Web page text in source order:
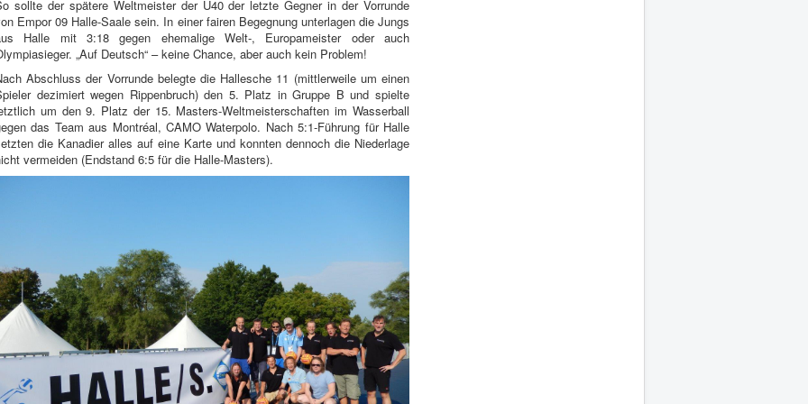
sollte der spätere Weltmeister der Ü40 der letzte Gegner in der Vorrunde
Empor 09 Halle-Saale sein. In einer fairen Begegnung unterlagen die Jungs
Halle mit 3:18 gegen ehemalige Welt-, Europameister oder auch
„Auf Deutsch“ – keine Chance, aber auch kein Problem!
Abschluss der Vorrunde belegte die Hallesche 11 (mittlerweile um einen
dezimiert wegen Rippenbruch) den 5. Platz in Gruppe B und spielte
um den 9. Platz der 15. Masters-Weltmeisterschaften im Wasserball
das Team aus Montréal, CAMO Waterpolo. Nach 5:1-Führung für Halle
die Kanadier alles auf eine Karte und konnten dennoch die Niederlage
vermeiden (Endstand 6:5 für die Halle-Masters).